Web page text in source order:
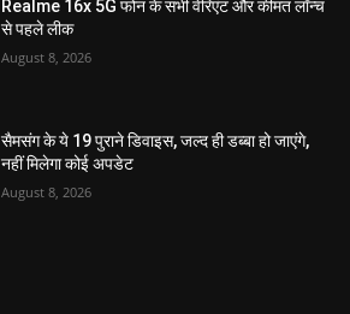
Realme 16x 5G फोन के सभी वेरिएंट और कीमत लॉन्च
से पहले लीक
August 8, 2026
सैमसंग के ये 19 पुराने डिवाइस, जल्द ही डब्बा हो जाएंगे,
नहीं मिलेगा कोई अपडेट
August 8, 2026